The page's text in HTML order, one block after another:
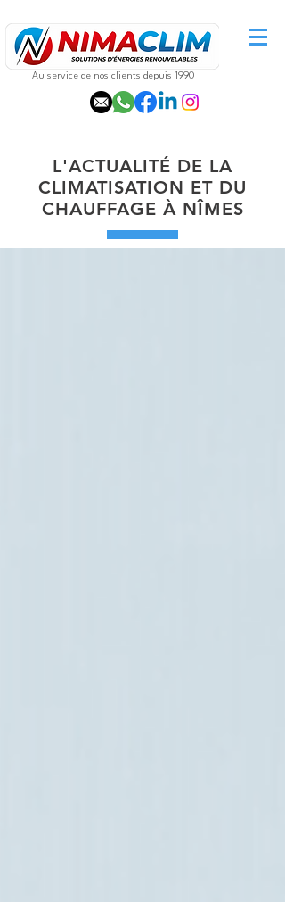
Au service de nos clients depuis 1990
L'ACTUALITÉ DE LA
CLIMATISATION ET DU
CHAUFFAGE À NÎMES